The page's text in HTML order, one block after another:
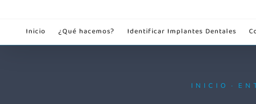
contenidoInicio ¿Qué hacemos? Identificar Implantes Dentales
INICIO